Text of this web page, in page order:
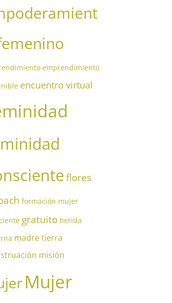
emprendimiento
encuentro virtual
flores
formación mujer
gratuito herida
madre tierra
misión
Mujer